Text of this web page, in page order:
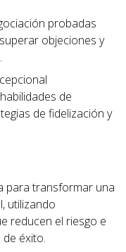
probadas
objeciones y
de
de fidelización y
para transformar una
utilizando
reducen el riesgo e
éxito.